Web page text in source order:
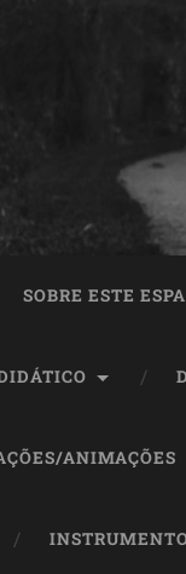
SOBRE ESTE
ANIMAÇÕES